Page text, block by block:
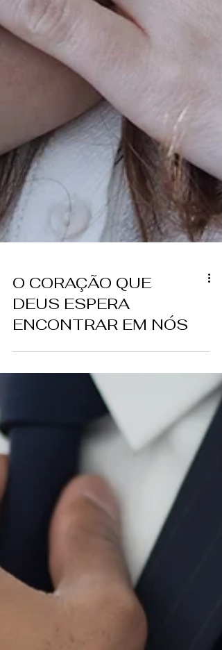
O CORAÇÃO QUE
DEUS ESPERA
ENCONTRAR EM NÓS